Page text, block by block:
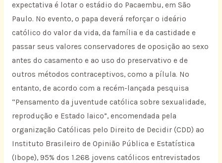
expectativa é lotar o estádio do Pacaembu, em São
Paulo. No evento, o papa deverá reforçar o ideário
católico do valor da vida, da família e da castidade e
passar seus valores conservadores de oposição ao sexo
antes do casamento e ao uso do preservativo e de
outros métodos contraceptivos, como a pílula. No
entanto, de acordo com a recém-lançada pesquisa
“Pensamento da juventude católica sobre sexualidade,
reprodução e Estado laico”, encomendada pela
organização Católicas pelo Direito de Decidir (CDD) ao
Instituto Brasileiro de Opinião Pública e Estatística
(Ibope), 95% dos 1.268 jovens católicos entrevistados